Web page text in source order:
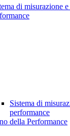
di misurazione
Sistema di
performance
della Performance